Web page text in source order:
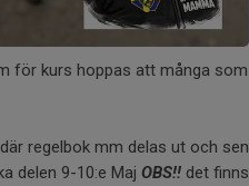
för kurs hoppas att många som
regelbok mm delas ut och sen
delen 9-10:e Maj OBS!! det finns